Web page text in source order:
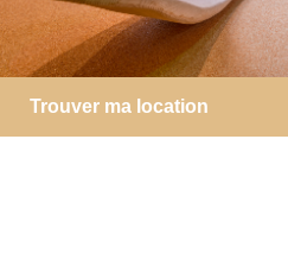
Trouver ma location